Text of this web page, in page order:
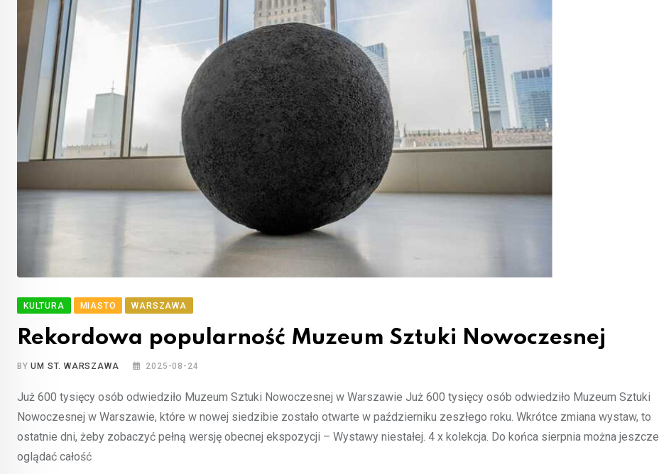
KULTURA MIASTO WARSZAWA
Rekordowa popularność Muzeum Sztuki Nowoczesnej
BYUM ST. WARSZAWA 2025-08-24
Już 600 tysięcy osób odwiedziło Muzeum Sztuki Nowoczesnej w Warszawie Już 600 tysięcy osób odwiedziło Muzeum Sztuki
Nowoczesnej w Warszawie, które w nowej siedzibie zostało otwarte w październiku zeszłego roku. Wkrótce zmiana wystaw, to
ostatnie dni, żeby zobaczyć pełną wersję obecnej ekspozycji – Wystawy niestałej. 4 x kolekcja. Do końca sierpnia można jeszcze
oglądać całość